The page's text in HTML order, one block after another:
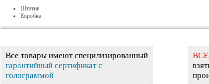
Штатив
Коробка
Все товары имеют специлизированный
гарантийный сертификат с
голограммой